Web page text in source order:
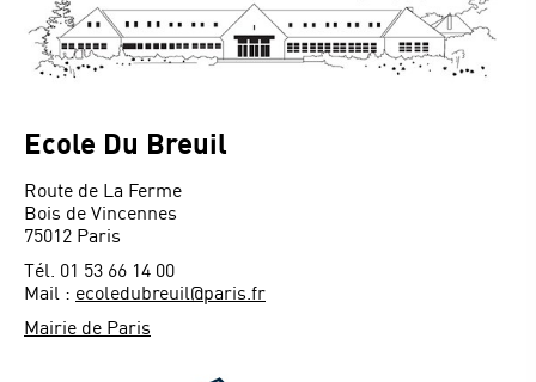
Ecole Du Breuil
Route de La Ferme
Bois de Vincennes
75012 Paris
Tél. 01 53 66 14 00
Mail : ecoledubreuil@paris.fr
Mairie de Paris